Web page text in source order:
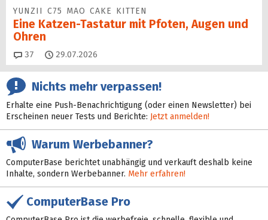
YUNZII C75 MAO CAKE KITTEN
Eine Katzen-Tastatur mit Pfoten, Augen und
Ohren
37 Kommentare
29.07.2026
Nichts mehr verpassen!
Erhalte eine Push-Benachrichtigung (oder einen Newsletter) bei
Erscheinen neuer Tests und Berichte: Jetzt anmelden!
Warum Werbebanner?
ComputerBase berichtet unabhängig und verkauft deshalb keine
Inhalte, sondern Werbebanner. Mehr erfahren!
ComputerBase Pro